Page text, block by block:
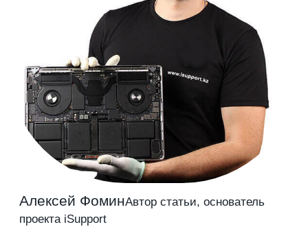
Алексей ФоминАвтор статьи, основатель
проекта iSupport